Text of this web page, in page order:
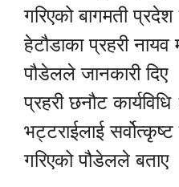
गरिएको बागमती प्रदेश
हेटौडाका प्रहरी
पौडेलले जानकारी दिए
प्रहरी छनौट
भट्टराईलाई
गरिएको पौडेलले बताए